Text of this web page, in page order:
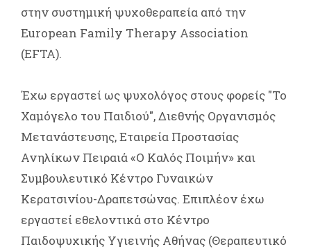
στην συστημική ψυχοθεραπεία από την
European Family Therapy Association
(EFTA).
Έχω εργαστεί ως ψυχολόγος στους φορείς "Το
Χαμόγελο του Παιδιού", Διεθνής Οργανισμός
Μετανάστευσης, Εταιρεία Προστασίας
Ανηλίκων Πειραιά «Ο Καλός Ποιμήν» και
Συμβουλευτικό Κέντρο Γυναικών
Κερατσινίου-Δραπετσώνας. Επιπλέον έχω
εργαστεί εθελοντικά στο Κέντρο
Παιδοψυχικής Υγιεινής Αθήνας (Θεραπευτικό